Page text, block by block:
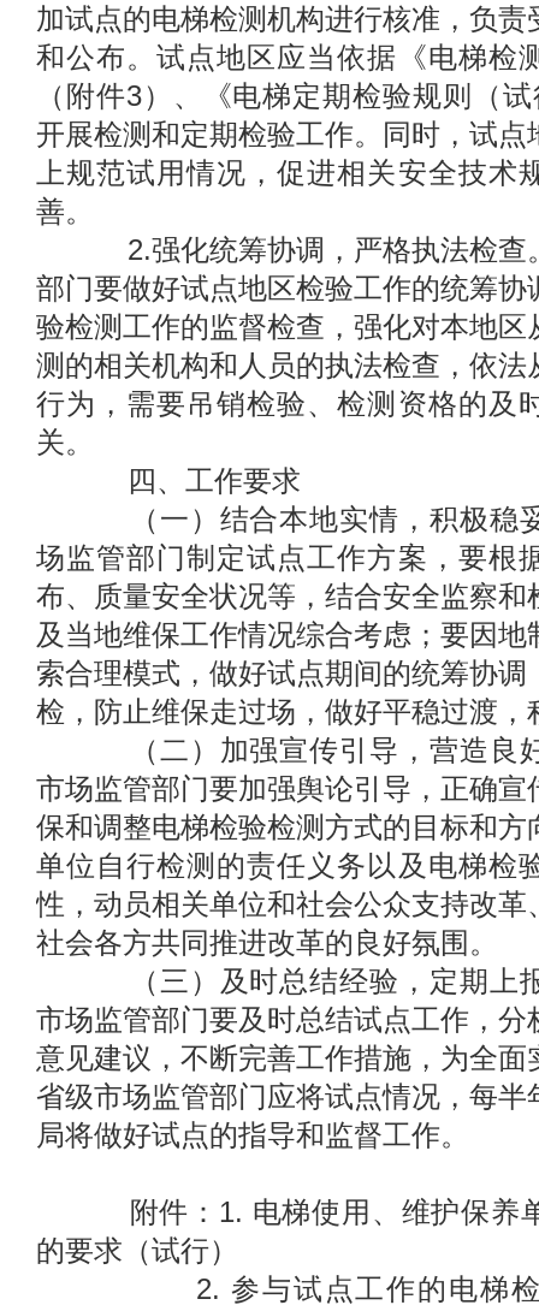
加试点的电梯检测机构进行核准，负责
和公布。试点地区应当依据《电梯检
（附件3）、《电梯定期检验规则（
开展检测和定期检验工作。同时，试点
上规范试用情况，促进相关安全技术
善。
2.强化统筹协调，严格执法检查
部门要做好试点地区检验工作的统筹协
验检测工作的监督检查，强化对本地区
测的相关机构和人员的执法检查，依法
行为，需要吊销检验、检测资格的及
关。
四、工作要求
（一）结合本地实情，积极稳
场监管部门制定试点工作方案，要根
布、质量安全状况等，结合安全监察和
及当地维保工作情况综合考虑；要因地
索合理模式，做好试点期间的统筹协调
检，防止维保走过场，做好平稳过渡，
（二）加强宣传引导，营造良
市场监管部门要加强舆论引导，正确宣
保和调整电梯检验检测方式的目标和方
单位自行检测的责任义务以及电梯检
性，动员相关单位和社会公众支持改革
社会各方共同推进改革的良好氛围。
（三）及时总结经验，定期上
市场监管部门要及时总结试点工作，分
意见建议，不断完善工作措施，为全面
省级市场监管部门应将试点情况，每半
局将做好试点的指导和监督工作。
附件：1. 电梯使用、维护保养
的要求（试行）
2. 参与试点工作的电梯检